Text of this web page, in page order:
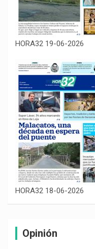
HORA32 19-06-2026
HORA32 18-06-2026
Opinión